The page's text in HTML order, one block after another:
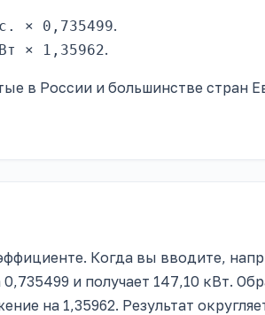
× 0,735499.
× 1,35962.
в России и большинстве стран
Когда вы вводите,
и получает 147,10 кВт.
на 1,35962. Результат